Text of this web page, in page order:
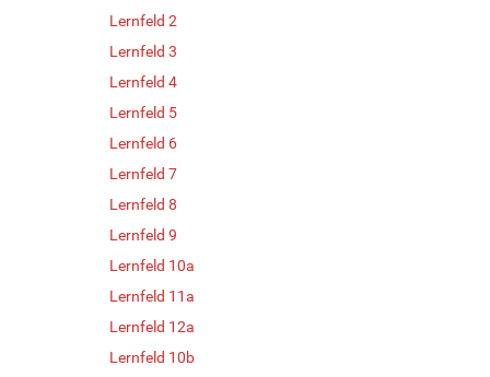
Lernfeld 2
Lernfeld 3
Lernfeld 4
Lernfeld 5
Lernfeld 6
Lernfeld 7
Lernfeld 8
Lernfeld 9
Lernfeld 10a
Lernfeld 11a
Lernfeld 12a
Lernfeld 10b